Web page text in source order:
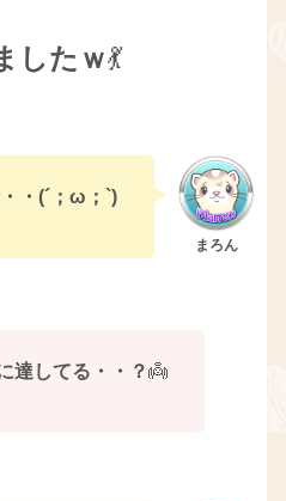
した ｗ💃
・(´；ω；`)
達してる・・？👼